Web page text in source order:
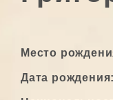
Место
Дата рождения: